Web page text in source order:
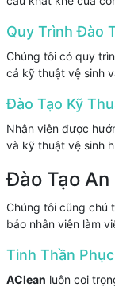
Quy Trình Đào
Chúng tôi có quy
cả kỹ thuật vệ sinh
Đào Tạo Kỹ
Nhân viên được
và kỹ thuật vệ sinh
Đào Tạo
Chúng tôi cũng chú
bảo nhân viên làm
Tinh Thần
AClean luôn coi